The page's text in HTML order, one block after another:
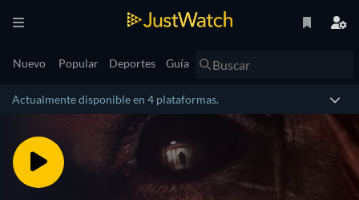
Nuevo Popular Deportes Guía
Actualmente disponible en 4 plataformas.